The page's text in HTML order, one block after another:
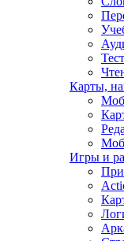
Карты,
Игры и